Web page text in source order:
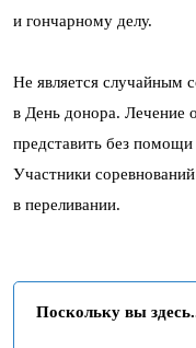
и гончарному делу.
Не является случайным
в День донора. Лечение
представить без
Участники
в переливании.
Поскольку вы